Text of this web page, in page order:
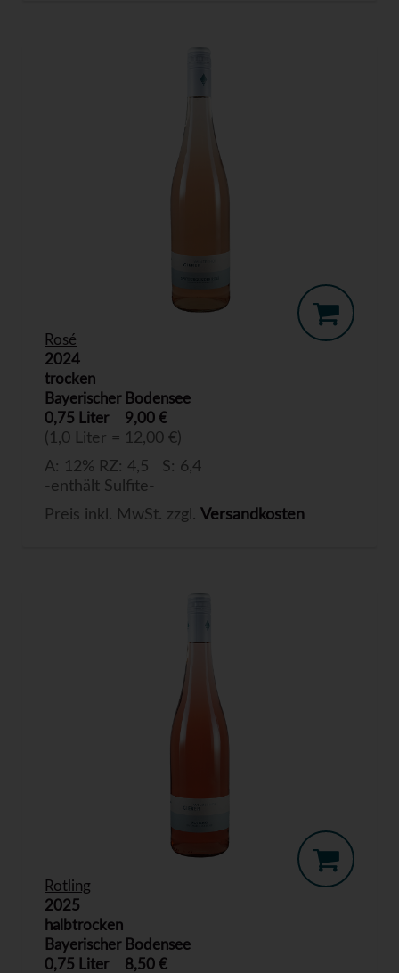
Rosé
2024
trocken
Bayerischer Bodensee
0,75 Liter
9,00 €
(1,0 Liter = 12,00 €)
A: 12% RZ: 4,5 S: 6,4
-enthält Sulfite-
Preis inkl. MwSt. zzgl. Versandkosten
Rotling
2025
halbtrocken
Bayerischer Bodensee
0,75 Liter
8,50 €